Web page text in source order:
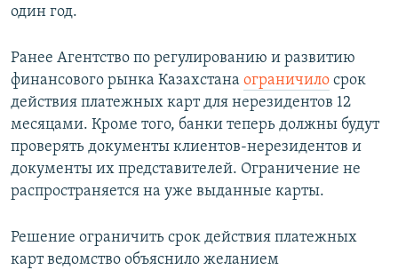
один год.
Ранее Агентство по регулированию и развитию
финансового рынка Казахстана ограничило срок
действия платежных карт для нерезидентов 12
месяцами. Кроме того, банки теперь должны будут
проверять документы клиентов-нерезидентов и
документы их представителей. Ограничение не
распространяется на уже выданные карты.
Решение ограничить срок действия платежных
карт ведомство объяснило желанием